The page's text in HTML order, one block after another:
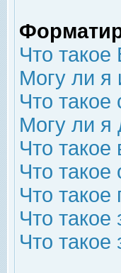
Что такое
Могу ли я
Что такое
Могу ли я
Что
Что такое
Что
Что
Что такое